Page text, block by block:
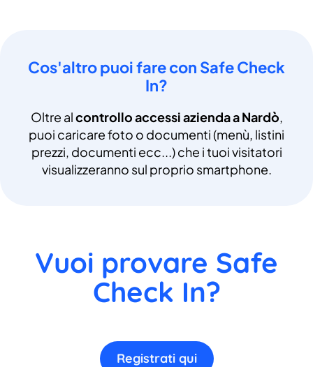
Cos'altro puoi fare con Safe Check
In?
Oltre alcontrollo accessi azienda a Nardò,
puoi caricare foto o documenti (menù, listini
prezzi, documenti ecc...) che i tuoi visitatori
visualizzeranno sul proprio smartphone.
Vuoi provare Safe
Check In?
Registrati qui